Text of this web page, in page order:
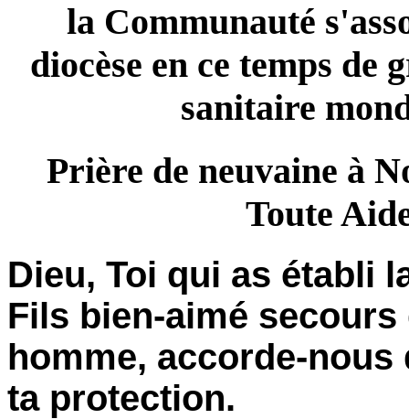
la Communauté
diocèse en ce temps de
sanitaire
Prière de neuvaine à
Toute
Dieu, Toi qui as établi
Fils bien-aimé secours
homme, accorde-nous
ta protection.